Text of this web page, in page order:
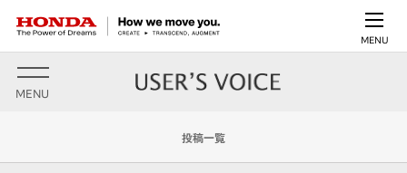
MENU
MENU
投稿一覧